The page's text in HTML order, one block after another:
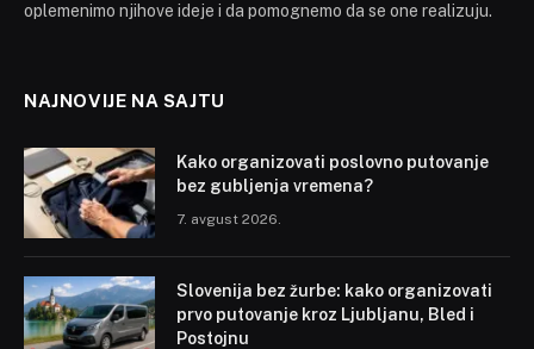
oplemenimo njihove ideje i da pomognemo da se one realizuju.
NAJNOVIJE NA SAJTU
Kako organizovati poslovno putovanje
bez gubljenja vremena?
7. avgust 2026.
Slovenija bez žurbe: kako organizovati
prvo putovanje kroz Ljubljanu, Bled i
Postojnu